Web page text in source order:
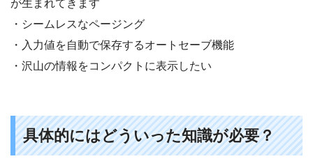
が生まれてきます
・シームレスなページング
・入力値を自動で保存するオートセーブ機能
・沢山の情報をコンパクトに表示したい
具体的にはどういった知識が必要？